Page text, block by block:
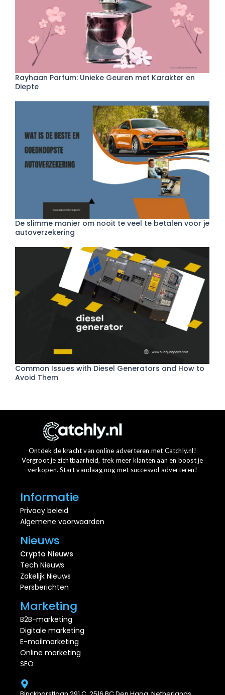
Rayhaan Parfum: Unieke Geuren met Karakter en
Diepte
De slimme manier om nooit te veel te betalen voor je
autoverzekering
Common Issues with Diesel Generators and How to
Avoid Them
Ontdek de kracht van online adverteren met Catchly.nl!
Vergroot je zichtbaarheid, trek meer klanten aan en boost je
verkopen. Start vandaag nog met succesvol adverteren!
Informatie
Privacy beleid
Algemene voorwaarden
Nieuws
Crypto Nieuws
Tech Nieuws
Zakelijk Nieuws
Persberichten
Marketing
B2B-marketing
Digitale marketing
E-mailmarketing
Online marketing
SEO